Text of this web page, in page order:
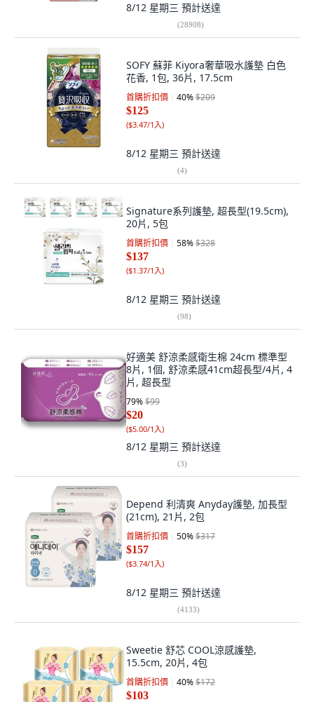
8/12 星期三 預計送達
(28908)
SOFY 蘇菲 Kiyora奢華吸水護墊 白色
花香, 1包, 36片, 17.5cm
首購折扣價 40%$209
$125
($3.47/1入)
8/12 星期三 預計送達
(4)
Signature系列護墊, 超長型(19.5cm),
20片, 5包
首購折扣價 58%$328
$137
($1.37/1入)
8/12 星期三 預計送達
(98)
好適美 舒涼柔感衛生棉 24cm 標準型
8片, 1個, 舒涼柔感41cm超長型/4片, 4
片, 超長型
79%$99
$20
($5.00/1入)
8/12 星期三 預計送達
(3)
Depend 利清爽 Anyday護墊, 加長型
(21cm), 21片, 2包
首購折扣價 50%$317
$157
($3.74/1入)
8/12 星期三 預計送達
(4133)
Sweetie 舒芯 COOL涼感護墊,
15.5cm, 20片, 4包
首購折扣價 40%$172
$103